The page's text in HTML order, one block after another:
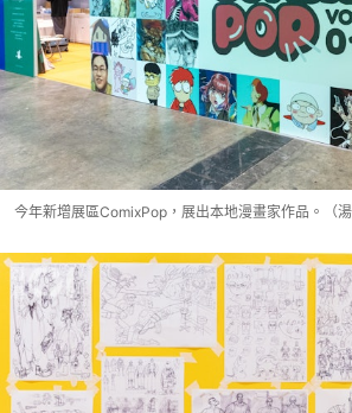
今年新增展區ComixPop，展出本地漫畫家作品。（湯